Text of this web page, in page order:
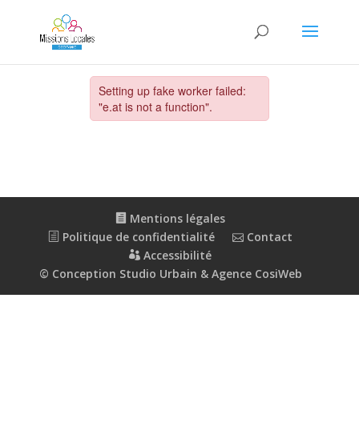
Mentions légales
Politique de confidentialité
Contact
Accessibilité
© Conception Studio Urbain & Agence CosiWeb